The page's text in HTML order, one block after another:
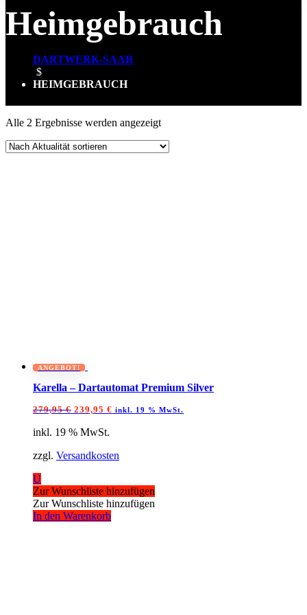
Heimgebrauch
DARTWERK-SAAR
$
HEIMGEBRAUCH
Alle 2 Ergebnisse werden angezeigtNach
sortiert
ANGEBOT!
Karella – Dartautomat Premium Silver
279,95€ Ursprünglicher
war:
239,95 € Aktueller
inkl. 19 % MwSt.
inkl. 19 % MwSt.
zzgl. Versandkosten
U
Zur Wunschliste hinzufügen
Zur Wunschliste hinzufügen
In den Warenkorb